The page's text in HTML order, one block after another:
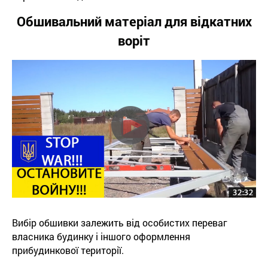
Обшивальний матеріал для відкатних
воріт
Вибір обшивки залежить від особистих переваг
власника будинку і іншого оформлення
прибудинкової території.